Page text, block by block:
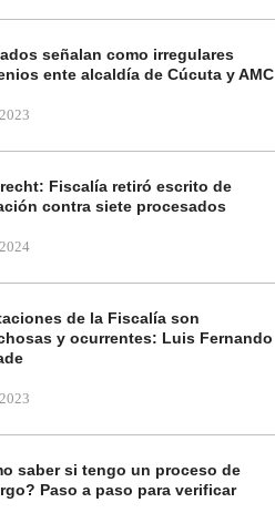
señalan como irregulares
ente alcaldía de Cúcuta y AMC
Fiscalía retiró escrito de
contra siete procesados
de la Fiscalía son
y ocurrentes: Luis Fernando
saber si tengo un proceso de
Paso a paso para verificar